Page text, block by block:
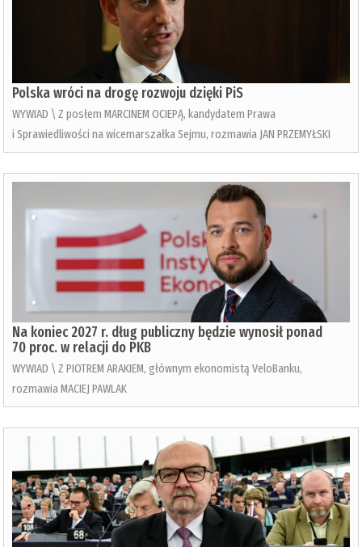
Polska wróci na drogę rozwoju dzięki PiS
WYWIAD \ Z posłem MARCINEM OCIEPĄ, kandydatem Prawa
i Sprawiedliwości na wicemarszałka Sejmu, rozmawia JAN PRZEMYŁSKI
Na koniec 2027 r. dług publiczny będzie wynosił ponad
70 proc. w relacji do PKB
WYWIAD \ Z PIOTREM ARAKIEM, głównym ekonomistą VeloBanku,
rozmawia MACIEJ PAWLAK